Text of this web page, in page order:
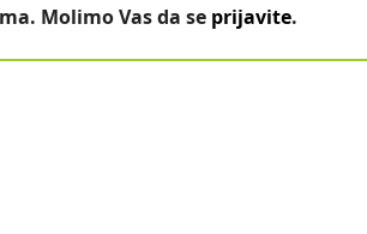
Molimo Vas da se prijavite.